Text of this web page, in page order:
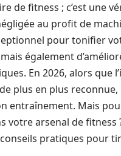
de fitness ; c’est
au profit de
pour tonifier
également
En 2026, alors que
plus en plus
entraînement. Mais
votre arsenal de
pratiques pour